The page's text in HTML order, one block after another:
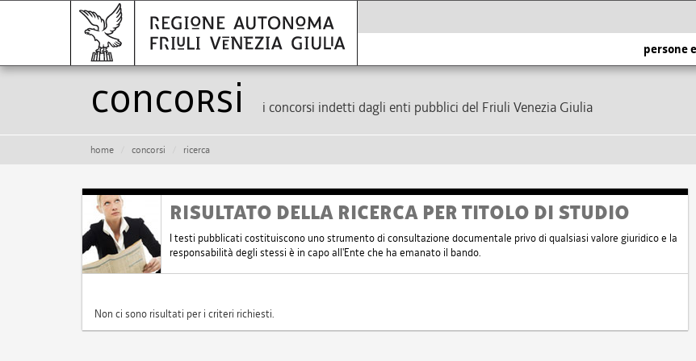
persone
Concorsi i concorsi indetti dagli enti pubblici del Friuli Venezia Giulia
home concorsi ricerca
RISULTATO DELLA RICERCA PER TITOLO DI STUDIO
I testi pubblicati costituiscono uno strumento di consultazione documentale privo di qualsiasi valore giuridico e la
responsabilità degli stessi è in capo all'Ente che ha emanato il bando.
Non ci sono risultati per i criteri richiesti.